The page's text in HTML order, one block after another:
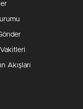
Akışları